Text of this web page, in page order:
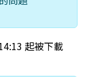
起被下載